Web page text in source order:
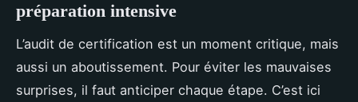
préparation intensive
L’audit de certification est un moment critique, mais
aussi un aboutissement. Pour éviter les mauvaises
surprises, il faut anticiper chaque étape. C’est ici